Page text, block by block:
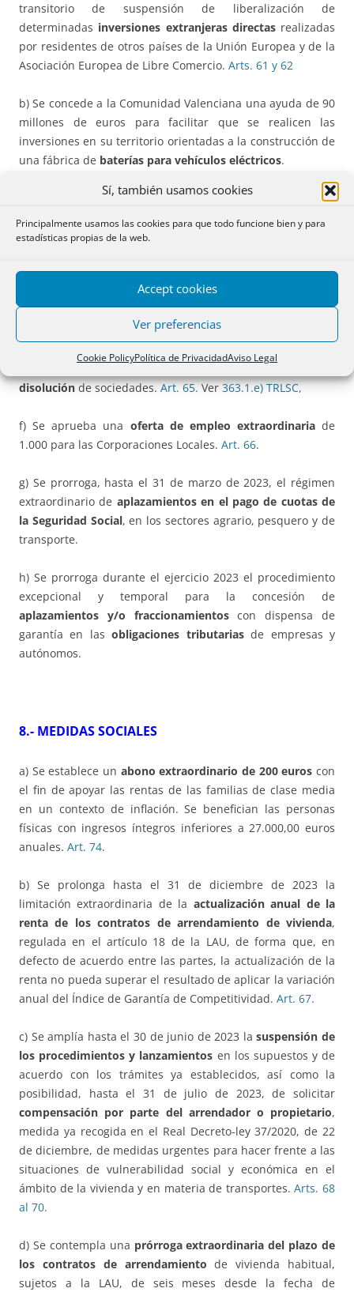
Sí, también usamos cookies
Principalmente usamos las cookies para que todo funcione bien y para
estadísticas propias de la web.
Accept cookies
Ver preferencias
Cookie PolicyPolítica de PrivacidadAviso Legal
transitorio de suspensión de liberalización de
determinadas inversiones extranjeras directasrealizadas
por residentes de otros países de la Unión Europea y de la
Asociación Europea de Libre Comercio. Arts. 61 y 62
b) Se concede a la Comunidad Valenciana una ayuda de 90
millones de euros para facilitar que se realicen las
inversiones en su territorio orientadas a la construcción de
una fábrica de baterías para vehículos eléctricos.
c) Se aprueba un crédito extraordinario de 40 millones de
euros para fomentar la
actividad innovadora
producción de vehículos eléctricos.
d) Se prorrogan durante 2023 las medidas actuales en
jubilación parcialde los trabajadores de la
industria manufacturera.
disoluciónde sociedades.Art. 65.Ver363.1.e) TRLSC,
f) Se aprueba una oferta de empleo extraordinariade
1.000 para las Corporaciones Locales. Art. 66.
g) Se prorroga, hasta el 31 de marzo de 2023, el régimen
extraordinario de aplazamientos en el pago de cuotas de
la Seguridad Social, en los sectores agrario, pesquero y de
transporte.
h) Se prorroga durante el ejercicio 2023 el procedimiento
excepcional y temporal para la concesión de
aplazamientos y/o fraccionamientoscon dispensa de
garantía en lasobligaciones tributariasde empresas y
autónomos.
8.- MEDIDAS SOCIALES
a) Se establece un abono extraordinario de 200 euros con
el fin de apoyar las rentas de las familias de clase media
en un contexto de inflación. Se benefician las personas
físicas con ingresos íntegros inferiores a 27.000,00 euros
anuales. Art. 74.
b) Se prolonga hasta el 31 de diciembre de 2023 la
limitación extraordinaria de la actualización anual de la
renta de los contratos de arrendamiento de vivienda,
regulada en el artículo 18 de la LAU, de forma que, en
defecto de acuerdo entre las partes, la actualización de la
renta no pueda superar el resultado de aplicar la variación
anual del Índice de Garantía de Competitividad. Art. 67.
c) Se amplía hasta el 30 de junio de 2023 lasuspensión de
los procedimientos y lanzamientos en los supuestos y de
acuerdo con los trámites ya establecidos, así como la
posibilidad, hasta el 31 de julio de 2023, de solicitar
compensación por parte del arrendador o propietario,
medida ya recogida en el Real Decreto-ley 37/2020, de 22
de diciembre, de medidas urgentes para hacer frente a las
situaciones de vulnerabilidad social y económica en el
ámbito de la vivienda y en materia de transportes.Arts. 68
al 70.
d) Se contempla una prórroga extraordinaria del plazo de
los contratos de arrendamiento de vivienda habitual,
sujetos a la LAU, de seis meses desde la fecha de